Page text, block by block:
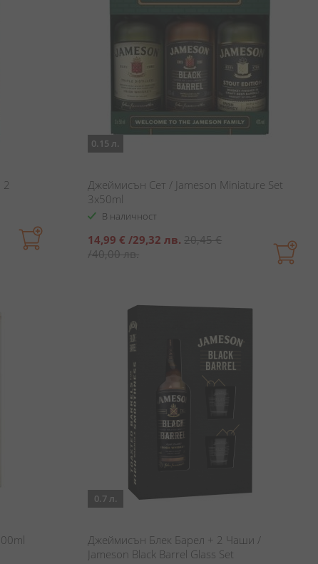
2
0.15 л.
Джеймисън Сет / Jameson Miniature Set
3x50ml
В наличност
Специална
цена
14,99 € /29,32 лв. 20,45 €
/40,00 лв.
0.7 л.
Джеймисън Блек Барел + 2 Чаши /
Jameson Black Barrel Glass Set